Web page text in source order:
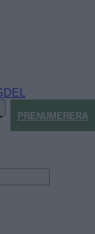
PRENUMERERA